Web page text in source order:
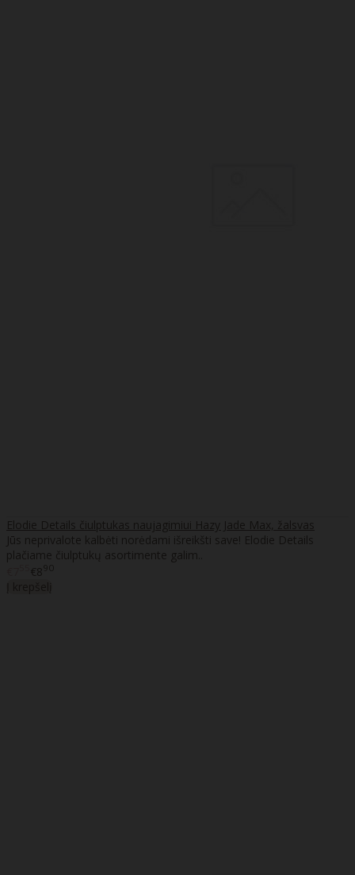
Elodie Details čiulptukas naujagimiui Hazy Jade Max, žalsvas
Jūs neprivalote kalbėti norėdami išreikšti save! Elodie Details
plačiame čiulptukų asortimente galim..
€890